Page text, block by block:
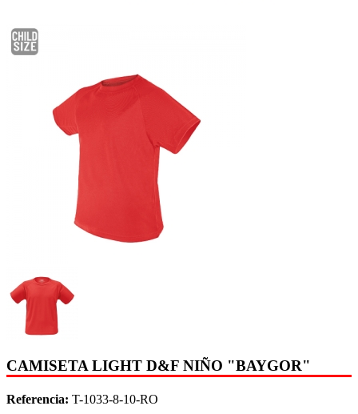
CAMISETA LIGHT D&F NIÑO "BAYGOR"
Referencia: T-1033-8-10-RO